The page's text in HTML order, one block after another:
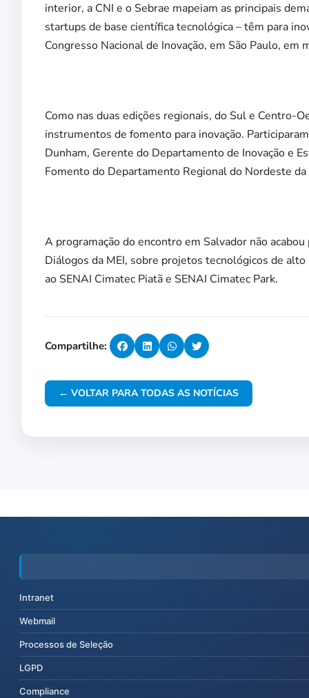
interior, a CNI e o Sebrae mapeiam as principais
startups de base científica tecnológica – têm para
Congresso Nacional de Inovação, em São Paulo, em
Como nas duas edições regionais, do Sul e Centro-
instrumentos de fomento para inovação.
Dunham, Gerente do Departamento de Inovação e
Fomento do Departamento Regional do Nordeste da
A programação do encontro em Salvador não
Diálogos da MEI, sobre projetos tecnológicos de
ao SENAI Cimatec Piatã e SENAI Cimatec Park.
Compartilhe:
← VOLTAR PARA TODAS AS NOTÍCIAS
Intranet
Webmail
Processos de Seleção
LGPD
Compliance